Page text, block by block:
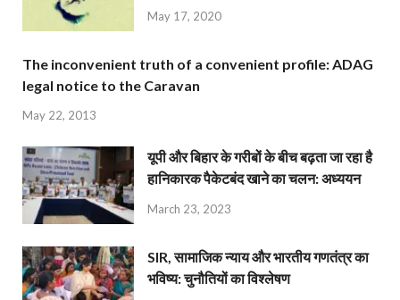
May 17, 2020
The inconvenient truth of a convenient profile: ADAG
legal notice to the Caravan
May 22, 2013
यूपी और बिहार के गरीबों के बीच बढ़ता जा रहा है
हानिकारक पैकेटबंद खाने का चलन: अध्ययन
March 23, 2023
SIR, सामाजिक न्याय और भारतीय गणतंत्र का
भविष्य: चुनौतियों का विश्लेषण